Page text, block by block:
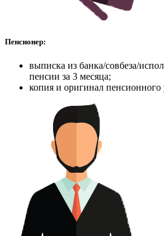
Пенсионер:
выписка из банка/совбеза/
пенсии за 3 месяца;
копия и оригинал пенсионного